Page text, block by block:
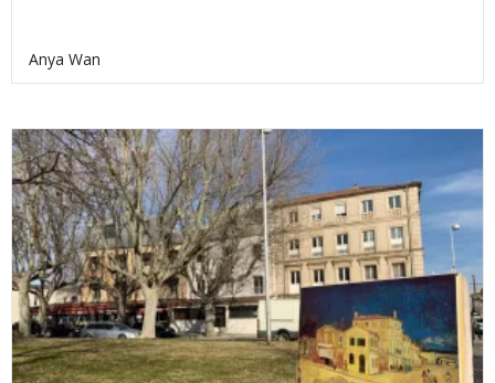
Anya Wan